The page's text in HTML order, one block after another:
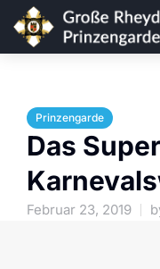
Prinzengarde
Das
Februar 23, 2019